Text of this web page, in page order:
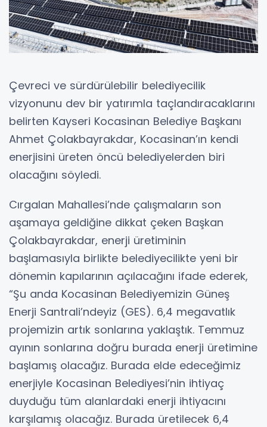
Çevreci ve sürdürülebilir belediyecilik
vizyonunu dev bir yatırımla taçlandıracaklarını
belirten Kayseri Kocasinan Belediye Başkanı
Ahmet Çolakbayrakdar, Kocasinan’ın kendi
enerjisini üreten öncü belediyelerden biri
olacağını söyledi.
Cırgalan Mahallesi’nde çalışmaların son
aşamaya geldiğine dikkat çeken Başkan
Çolakbayrakdar, enerji üretiminin
başlamasıyla birlikte belediyecilikte yeni bir
dönemin kapılarının açılacağını ifade ederek,
“Şu anda Kocasinan Belediyemizin Güneş
Enerji Santrali’ndeyiz (GES). 6,4 megavatlık
projemizin artık sonlarına yaklaştık. Temmuz
ayının sonlarına doğru burada enerji üretimine
başlamış olacağız. Burada elde edeceğimiz
enerjiyle Kocasinan Belediyesi’nin ihtiyaç
duyduğu tüm alanlardaki enerji ihtiyacını
karşılamış olacağız. Burada üretilecek 6,4